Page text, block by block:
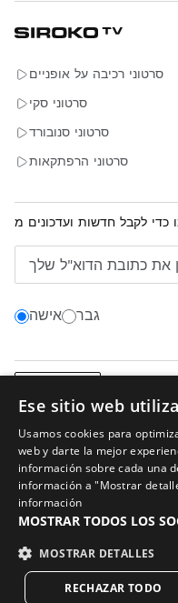
סרטוני רכיבה על אופניים
סרטוני סקי
סרטוני סנובורד
סרטוני הרפתקאות
את כתובת הדוא"ל שלך
אישה גבר
הודעה משפטית עוגיות השימוש
Ese sitio web
Usamos cookies para
web y darte la mejor
información sobre cada una
información a "Mostrar
información
MOSTRAR TODOS LOS
MOSTRAR DETALLES
RECHAZAR TODO